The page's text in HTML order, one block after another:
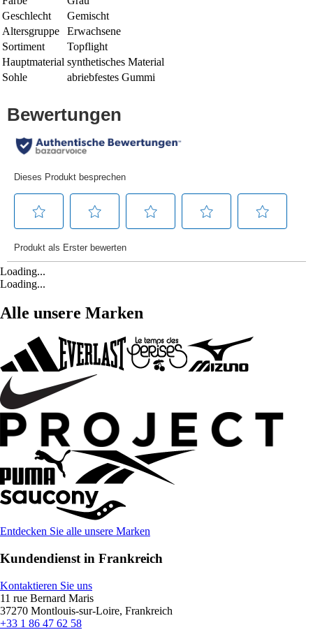
Geschlecht
Gemischt
Altersgruppe
Erwachsene
Sortiment
Topflight
Hauptmaterial synthetisches Material
Sohle
abriebfestes Gummi
Loading...
Loading...
Alle unsere Marken
Entdecken Sie alle unsere Marken
Kundendienst in Frankreich
Kontaktieren Sie uns
11 rue Bernard Maris
37270 Montlouis-sur-Loire, Frankreich
+33 1 86 47 62 58